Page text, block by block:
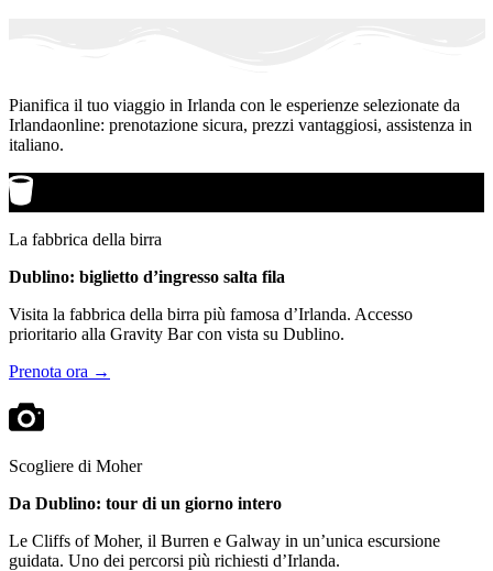
Pianifica il tuo viaggio in Irlanda con le esperienze selezionate da
Irlandaonline: prenotazione sicura, prezzi vantaggiosi, assistenza in
italiano.
La fabbrica della birra
Dublino: biglietto d’ingresso salta fila
Visita la fabbrica della birra più famosa d’Irlanda. Accesso
prioritario alla Gravity Bar con vista su Dublino.
Prenota ora →
Scogliere di Moher
Da Dublino: tour di un giorno intero
Le Cliffs of Moher, il Burren e Galway in un’unica escursione
guidata. Uno dei percorsi più richiesti d’Irlanda.